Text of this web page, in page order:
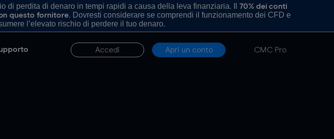
di perdita di denaro in tempi rapidi a causa della leva finanziaria. Il 70% dei conti
questo fornitore. Dovresti considerare se comprendi il funzionamento dei CFD e
l’elevato rischio di perdere il tuo denaro.
Accedi Apri un conto CMC Pro